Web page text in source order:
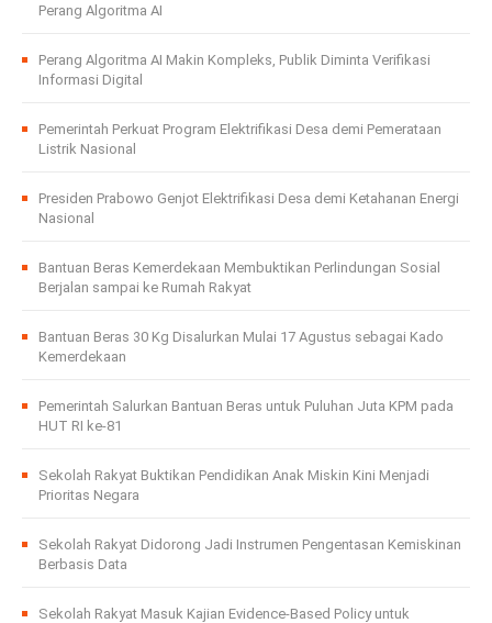
Perang Algoritma AI
Perang Algoritma AI Makin Kompleks, Publik Diminta Verifikasi
Informasi Digital
Pemerintah Perkuat Program Elektrifikasi Desa demi Pemerataan
Listrik Nasional
Presiden Prabowo Genjot Elektrifikasi Desa demi Ketahanan Energi
Nasional
Bantuan Beras Kemerdekaan Membuktikan Perlindungan Sosial
Berjalan sampai ke Rumah Rakyat
Bantuan Beras 30 Kg Disalurkan Mulai 17 Agustus sebagai Kado
Kemerdekaan
Pemerintah Salurkan Bantuan Beras untuk Puluhan Juta KPM pada
HUT RI ke-81
Sekolah Rakyat Buktikan Pendidikan Anak Miskin Kini Menjadi
Prioritas Negara
Sekolah Rakyat Didorong Jadi Instrumen Pengentasan Kemiskinan
Berbasis Data
Sekolah Rakyat Masuk Kajian Evidence-Based Policy untuk